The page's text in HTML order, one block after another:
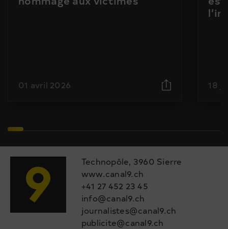
01 avril 2026 18
Technopôle, 3960 Sierre
www.canal9.ch
+41 27 452 23 45
info@canal9.ch
journalistes@canal9.ch
publicite@canal9.ch